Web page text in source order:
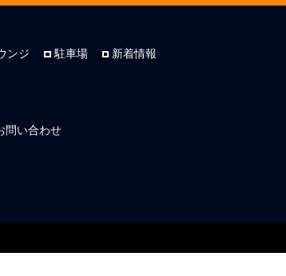
ンジ 駐車場 新着情報
問い合わせ